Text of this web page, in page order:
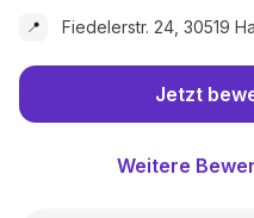
📍 Fiedelerstr. 24, 30519
Jetzt
Weitere